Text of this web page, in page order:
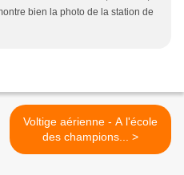
bien la photo de la station de
Voltige aérienne - A l'école
des champions... >